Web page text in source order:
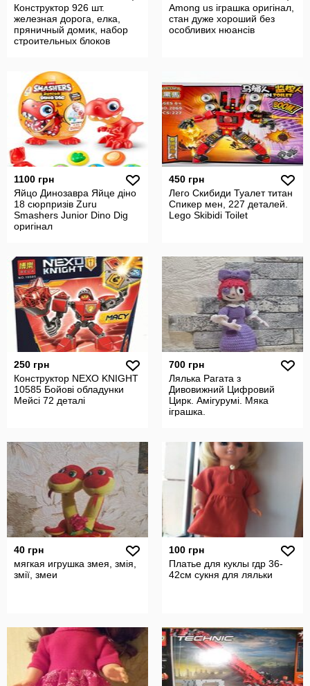
Конструктор 926 шт.
железная дорога, елка,
пряничный домик, набор
строительных блоков
Among us іграшка оригінал,
стан дуже хороший без
особливих нюансів
1100 грн
Яйцо Динозавра Яйце діно
18 сюрпризів Zuru
Smashers Junior Dino Dig
оригінал
450 грн
Лего Скибиди Туалет титан
Спикер мен, 227 деталей.
Lego Skibidi Toilet
250 грн
Конструктор NEXO KNIGHT
10585 Бойові обладунки
Мейсі 72 деталі
700 грн
Лялька Рагата з
Дивовижний Цифровий
Цирк. Амігурумі. Мяка
іграшка.
40 грн
мягкая игрушка змея, змія,
змії, змеи
100 грн
Платье для куклы гдр 36-
42см сукня для ляльки